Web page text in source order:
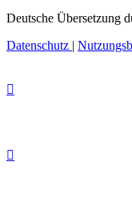
Deutsche Übersetzung
Datenschutz |